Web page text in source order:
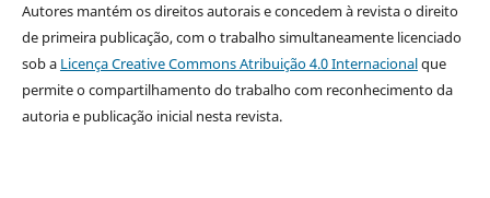
Autores mantém os direitos autorais e concedem à revista o direito
de primeira publicação, com o trabalho simultaneamente licenciado
sob a Licença Creative Commons Atribuição 4.0 Internacionalque
permite o compartilhamento do trabalho com reconhecimento da
autoria e publicação inicial nesta revista.